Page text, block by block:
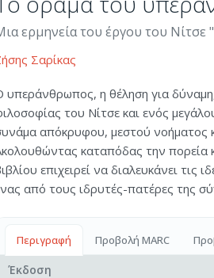
ερμηνεία του έργου του Νίτσε
Σαρίκας
υπεράνθρωπος, η θέληση για δύναμη,
του Νίτσε και ενός
απόκρυφου, μεστού νοήματος
καταπόδας την πορεία
επιχειρεί να διαλευκάνει
από τους ιδρυτές-πατέρες της
Περιγραφή Προβολή MARC
Έκδοση